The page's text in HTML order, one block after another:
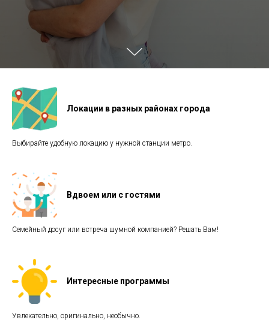
Локации в разных районах города
Выбирайте удобную локацию у нужной станции метро.
Вдвоем или с гостями
Семейный досуг или встреча шумной компанией? Решать Вам!
Интересные программы
Увлекательно, оригинально, необычно.